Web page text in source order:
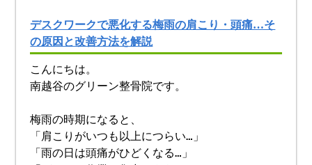
デスクワークで悪化する梅雨の肩こり・頭痛…そ
の原因と改善方法を解説
こんにちは。
南越谷のグリーン整骨院です。
梅雨の時期になると、
「肩こりがいつも以上につらい…」
「雨の日は頭痛がひどくなる…」